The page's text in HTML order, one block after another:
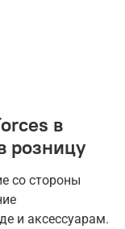
в
розницу
со стороны
и аксессуарам.